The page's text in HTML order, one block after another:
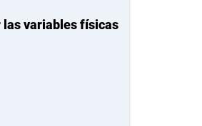
las variables físicas